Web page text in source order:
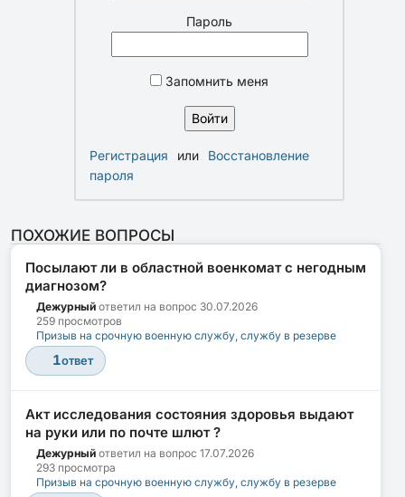
Пароль
Запомнить меня
Регистрация или
Восстановление
пароля
ПОХОЖИЕ ВОПРОСЫ
Посылают ли в областной военкомат с негодным
диагнозом?
Дежурный ответил на вопрос 30.07.2026
259 просмотров
Призыв на срочную военную службу, службу в резерве
1ответ
Акт исследования состояния здоровья выдают
на руки или по почте шлют ?
Дежурный ответил на вопрос 17.07.2026
293 просмотра
Призыв на срочную военную службу, службу в резерве